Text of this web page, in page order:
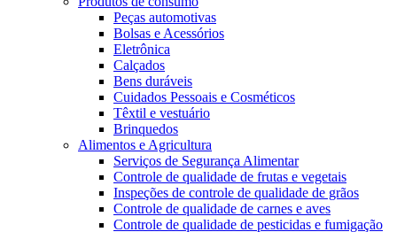
Peças automotivas
Bolsas e Acessórios
Eletrônica
Calçados
Bens duráveis
Cuidados Pessoais e Cosméticos
Têxtil e vestuário
Brinquedos
Alimentos e Agricultura
Serviços de Segurança Alimentar
Controle de qualidade de frutas e vegetais
Inspeções de controle de qualidade de grãos
Controle de qualidade de carnes e aves
Controle de qualidade de pesticidas e fumigação